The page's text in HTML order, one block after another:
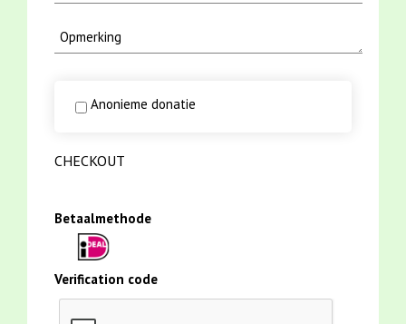
Anonieme donatie
CHECKOUT
Betaalmethode
Verification code